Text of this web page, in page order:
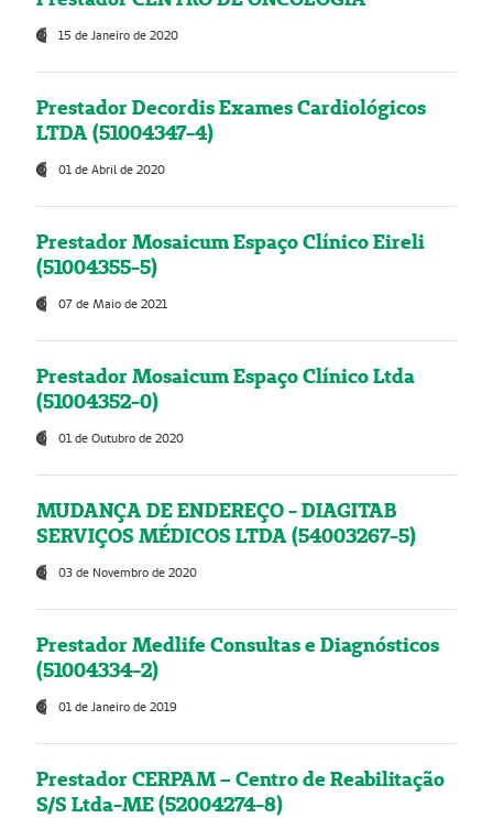
15 de Janeiro de 2020
Prestador Decordis Exames Cardiológicos
LTDA (51004347-4)
01 de Abril de 2020
Prestador Mosaicum Espaço Clínico Eireli
(51004355-5)
07 de Maio de 2021
Prestador Mosaicum Espaço Clínico Ltda
(51004352-0)
01 de Outubro de 2020
MUDANÇA DE ENDEREÇO - DIAGITAB
SERVIÇOS MÉDICOS LTDA (54003267-5)
03 de Novembro de 2020
Prestador Medlife Consultas e Diagnósticos
(51004334-2)
01 de Janeiro de 2019
Prestador CERPAM – Centro de Reabilitação
S/S Ltda-ME (52004274-8)